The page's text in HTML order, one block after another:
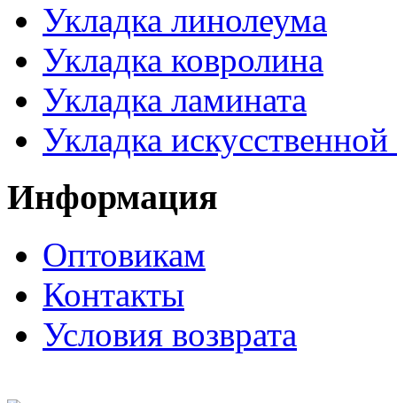
Укладка линолеума
Укладка ковролина
Укладка ламината
Укладка
Информация
Оптовикам
Контакты
Условия возврата